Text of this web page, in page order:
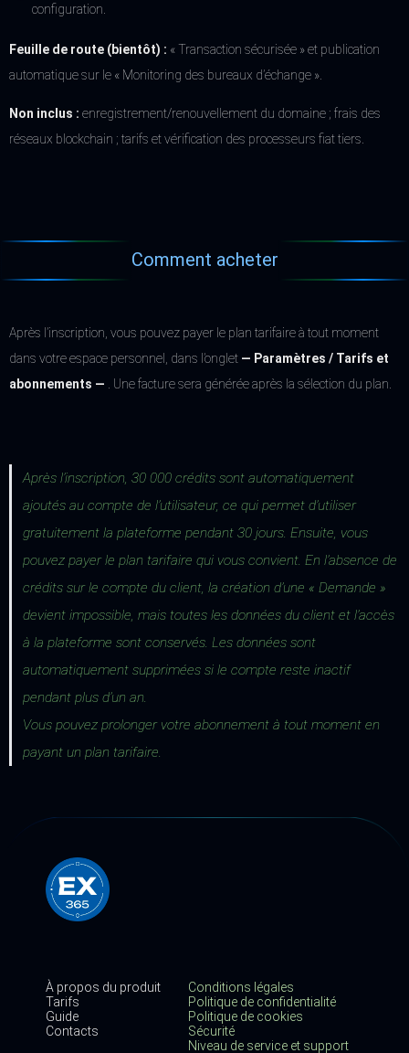
configuration.
Feuille de route (bientôt) : « Transaction sécurisée » et publication
automatique sur le « Monitoring des bureaux d’échange ».
Non inclus : enregistrement/renouvellement du domaine ; frais des
réseaux blockchain ; tarifs et vérification des processeurs fiat tiers.
Comment acheter
Après l’inscription, vous pouvez payer le plan tarifaire à tout moment
dans votre espace personnel, dans l’onglet — Paramètres / Tarifs et
abonnements — . Une facture sera générée après la sélection du plan.
Après l’inscription, 30 000 crédits sont automatiquement
ajoutés au compte de l’utilisateur, ce qui permet d’utiliser
gratuitement la plateforme pendant 30 jours. Ensuite, vous
pouvez payer le plan tarifaire qui vous convient. En l’absence de
crédits sur le compte du client, la création d’une « Demande »
devient impossible, mais toutes les données du client et l’accès
à la plateforme sont conservés. Les données sont
automatiquement supprimées si le compte reste inactif
pendant plus d’un an.
Vous pouvez prolonger votre abonnement à tout moment en
payant un plan tarifaire.
À propos du produit
Tarifs
Guide
Contacts
Conditions légales
Politique de confidentialité
Politique de cookies
Sécurité
Niveau de service et support